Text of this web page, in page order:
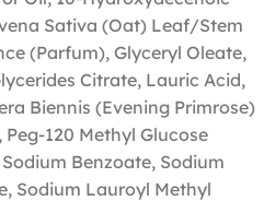
Sativa (Oat) Leaf/Stem
(Parfum), Glyceryl Oleate,
Citrate, Lauric Acid,
Biennis (Evening Primrose)
120 Methyl Glucose
Benzoate, Sodium
Sodium Lauroyl Methyl